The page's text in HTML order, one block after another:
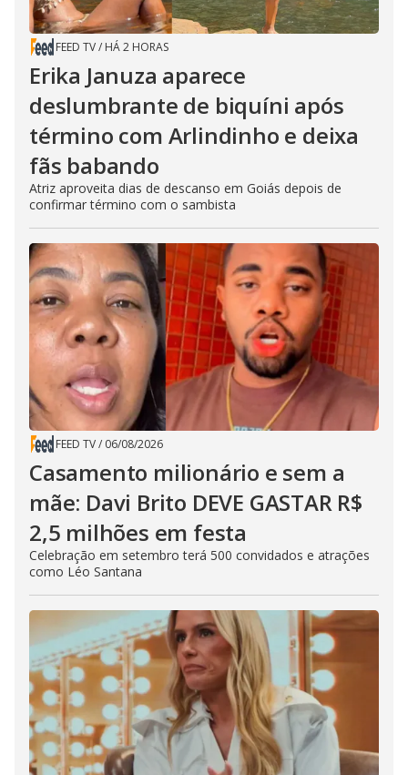
FEED TV/ HÁ 2 HORAS
Erika Januza aparece
deslumbrante de biquíni após
término com Arlindinho e deixa
fãs babando
Atriz aproveita dias de descanso em Goiás depois de
confirmar término com o sambista
FEED TV/ 06/08/2026
Casamento milionário e sem a
mãe: Davi Brito DEVE GASTAR R$
2,5 milhões em festa
Celebração em setembro terá 500 convidados e atrações
como Léo Santana